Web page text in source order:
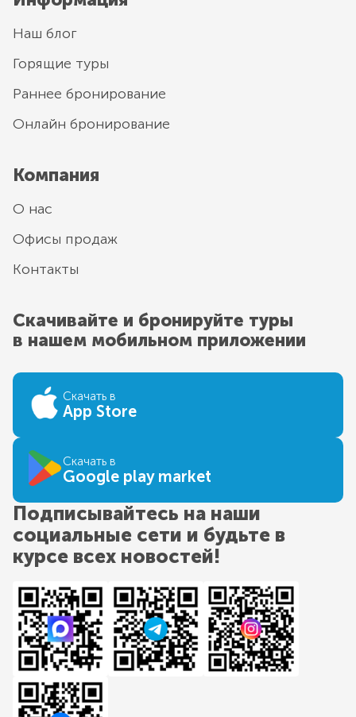
Наш блог
Горящие туры
Раннее бронирование
Онлайн бронирование
Компания
О нас
Офисы продаж
Контакты
Скачивайте и бронируйте туры
в нашем мобильном приложении
Скачать в
App Store
Скачать в
Google play market
Подписывайтесь на наши
социальные сети и будьте в
курсе всех новостей!